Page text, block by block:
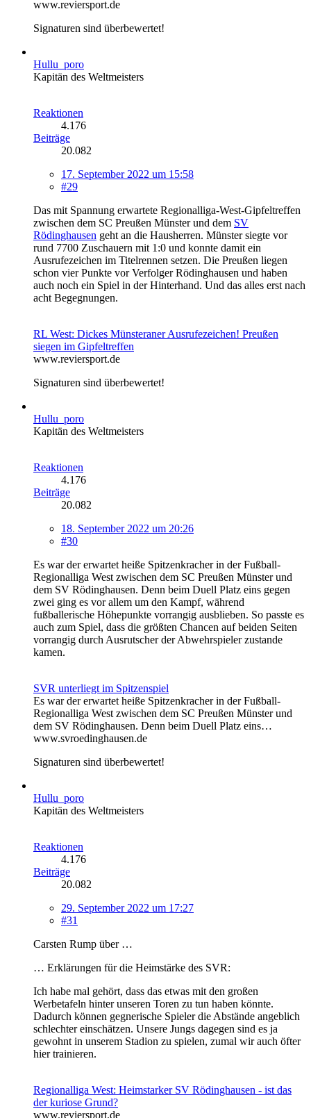
www.reviersport.de
Signaturen sind überbewertet!
Hullu_poro
Kapitän des Weltmeisters
Reaktionen
4.176
Beiträge
20.082
17. September 2022 um 15:58
#29
Das mit Spannung erwartete Regionalliga-West-Gipfeltreffen
zwischen dem SC Preußen Münster und dem SV
Rödinghausen geht an die Hausherren. Münster siegte vor
rund 7700 Zuschauern mit 1:0 und konnte damit ein
Ausrufezeichen im Titelrennen setzen. Die Preußen liegen
schon vier Punkte vor Verfolger Rödinghausen und haben
auch noch ein Spiel in der Hinterhand. Und das alles erst nach
acht Begegnungen.
RL West: Dickes Münsteraner Ausrufezeichen! Preußen
siegen im Gipfeltreffen
www.reviersport.de
Signaturen sind überbewertet!
Hullu_poro
Kapitän des Weltmeisters
Reaktionen
4.176
Beiträge
20.082
18. September 2022 um 20:26
#30
Es war der erwartet heiße Spitzenkracher in der Fußball-
Regionalliga West zwischen dem SC Preußen Münster und
dem SV Rödinghausen. Denn beim Duell Platz eins gegen
zwei ging es vor allem um den Kampf, während
fußballerische Höhepunkte vorrangig ausblieben. So passte es
auch zum Spiel, dass die größten Chancen auf beiden Seiten
vorrangig durch Ausrutscher der Abwehrspieler zustande
kamen.
SVR unterliegt im Spitzenspiel
Es war der erwartet heiße Spitzenkracher in der Fußball-
Regionalliga West zwischen dem SC Preußen Münster und
dem SV Rödinghausen. Denn beim Duell Platz eins…
www.svroedinghausen.de
Signaturen sind überbewertet!
Hullu_poro
Kapitän des Weltmeisters
Reaktionen
4.176
Beiträge
20.082
29. September 2022 um 17:27
#31
Carsten Rump über …
… Erklärungen für die Heimstärke des SVR:
Ich habe mal gehört, dass das etwas mit den großen
Werbetafeln hinter unseren Toren zu tun haben könnte.
Dadurch können gegnerische Spieler die Abstände angeblich
schlechter einschätzen. Unsere Jungs dagegen sind es ja
gewohnt in unserem Stadion zu spielen, zumal wir auch öfter
hier trainieren.
Regionalliga West: Heimstarker SV Rödinghausen - ist das
der kuriose Grund?
www.reviersport.de